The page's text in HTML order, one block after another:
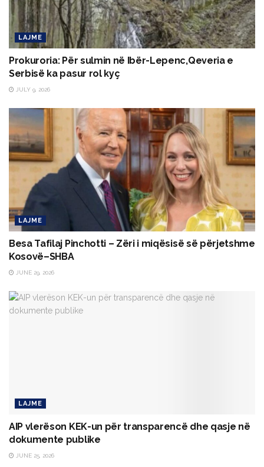
LAJME
Prokuroria: Për sulmin në Ibër-Lepenc,Qeveria e
Serbisë ka pasur rol kyç
JULY 9, 2026
LAJME
Besa Tafilaj Pinchotti – Zëri i miqësisë së përjetshme
Kosovë–SHBA
JUNE 29, 2026
LAJME
AIP vlerëson KEK-un për transparencë dhe qasje në
dokumente publike
JUNE 25, 2026